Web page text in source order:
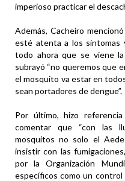
imperioso practicar el
Además, Cacheiro
esté atenta a los síntomas
todo ahora que se viene
subrayó “no queremos que
el mosquito va estar en
sean portadores de dengue”.
Por último, hizo
comentar que “con las
mosquitos no solo el
insistir con las
por la Organización
específicos como un